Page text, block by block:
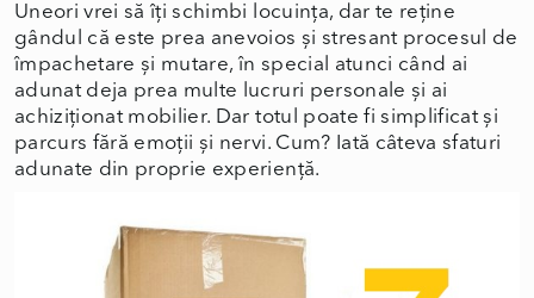
Uneori vrei să îți schimbi locuința, dar te reține
gândul că este prea anevoios și stresant procesul de
împachetare și mutare, în special atunci când ai
adunat deja prea multe lucruri personale și ai
achiziționat mobilier. Dar totul poate fi simplificat și
parcurs fără emoții și nervi. Cum? Iată câteva sfaturi
adunate din proprie experiență.